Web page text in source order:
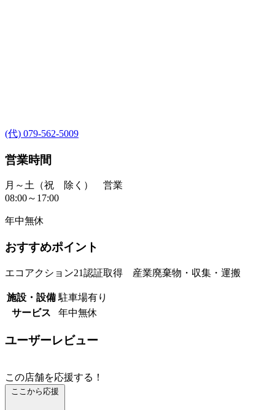
(代) 079-562-5009
営業時間
月～土（祝 除く） 営業
08:00～17:00
年中無休
おすすめポイント
エコアクション21認証取得 産業廃棄物・収集・運搬
施設・設備 駐車場有り
サービス
年中無休
ユーザーレビュー
この店舗を応援する！
ここから応援